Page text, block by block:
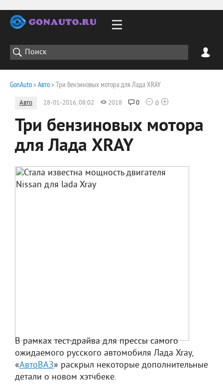
GonAuto» Авто» Три бензиновых мотора для Лада XRAY
Авто 28-01-2016, 08:02 2018 0 0
Три бензиновых мотора
для Лада XRAY
В рамках тест-драйва для прессы самого
ожидаемого русского автомобиля Лада Xray,
«АвтоВАЗ» раскрыл некоторые дополнительные
детали о новом хэтчбеке.